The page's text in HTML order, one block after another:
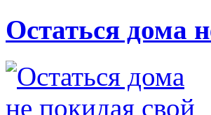
Остаться дома